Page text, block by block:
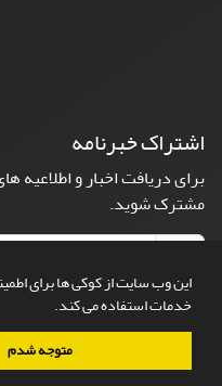
این وب سایت از کوکی ها برای
خدمات استفاده می کند.
متوجه شدم
اشتراک خبرنامه
برای دریافت اخبار و اطلاعیه
مشترک شوید.